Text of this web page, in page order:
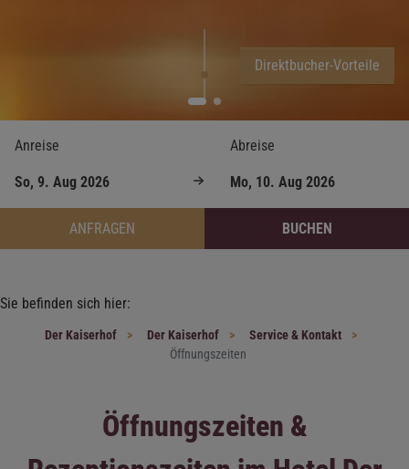
Direktbucher-Vorteile
Anreise Abreise
ANFRAGEN BUCHEN
Sie befinden sich hier:
Der Kaiserhof Der Kaiserhof
Service & Kontakt
Öffnungszeiten
Öffnungszeiten &